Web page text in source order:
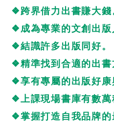
❖跨界借力出書賺大錢
❖成為專業的文創出版
❖結識許多出版同好。
❖精準找到合適的出書
❖享有專屬的出版好康
❖上課現場書庫有數萬
❖掌握打造自我品牌的